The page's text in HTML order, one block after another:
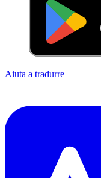
Aiuta a tradurre